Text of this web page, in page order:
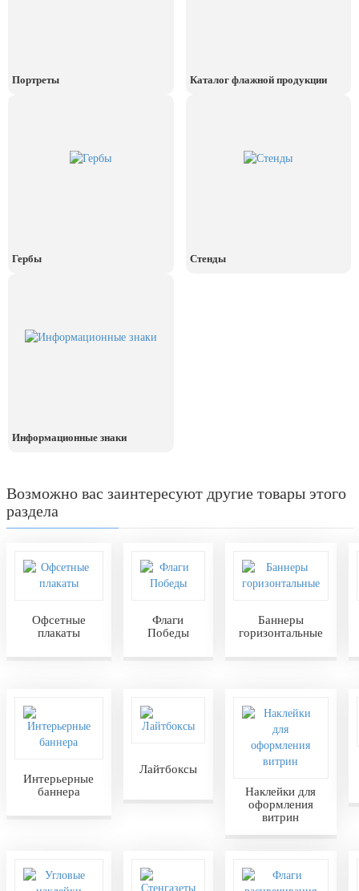
Портреты Каталог флажной продукции
Гербы Стенды
Информационные знаки
Возможно вас заинтересуют другие товары этого
раздела
Офсетные
плакаты
Флаги
Победы
Баннеры
горизонтальные
Интерьерные
баннера
Лайтбоксы
Наклейки для
оформления
витрин